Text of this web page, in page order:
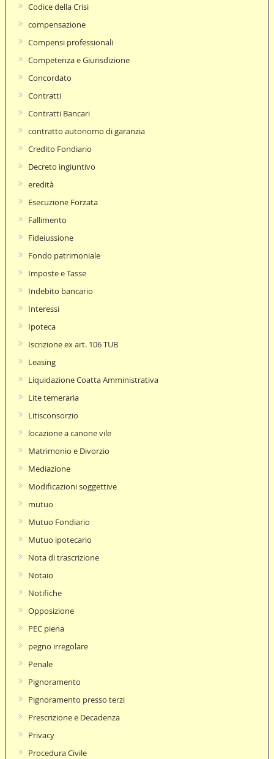
Codice della Crisi
compensazione
Compensi professionali
Competenza e Giurisdizione
Concordato
Contratti
Contratti Bancari
contratto autonomo di garanzia
Credito Fondiario
Decreto ingiuntivo
eredità
Esecuzione Forzata
Fallimento
Fideiussione
Fondo patrimoniale
Imposte e Tasse
Indebito bancario
Interessi
Ipoteca
Iscrizione ex art. 106 TUB
Leasing
Liquidazione Coatta Amministrativa
Lite temeraria
Litisconsorzio
locazione a canone vile
Matrimonio e Divorzio
Mediazione
Modificazioni soggettive
mutuo
Mutuo Fondiario
Mutuo ipotecario
Nota di trascrizione
Notaio
Notifiche
Opposizione
PEC piena
pegno irregolare
Penale
Pignoramento
Pignoramento presso terzi
Prescrizione e Decadenza
Privacy
Procedura Civile